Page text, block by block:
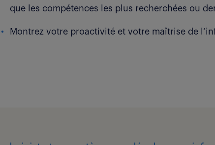
que les compétences les plus recherchées ou
Montrez votre proactivité et votre maîtrise de